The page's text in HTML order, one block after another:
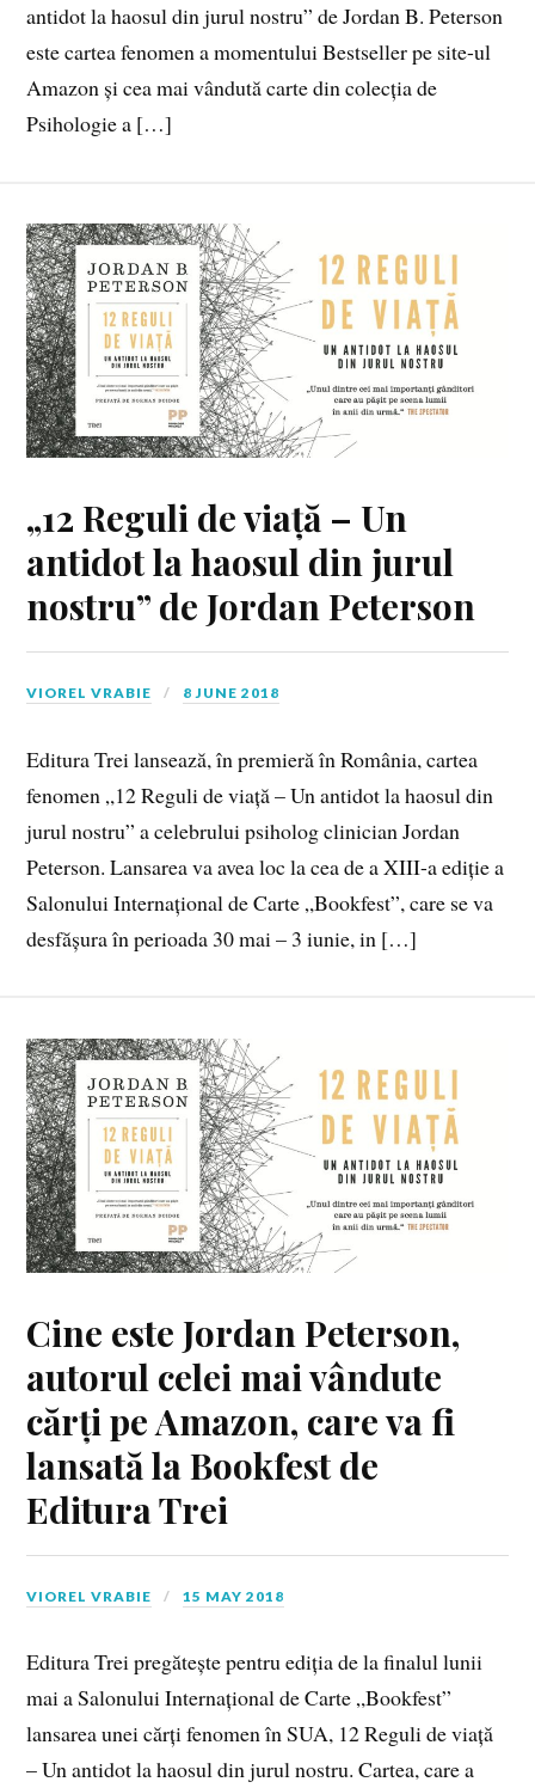
antidot la haosul din jurul nostru” de Jordan B. Peterson
este cartea fenomen a momentului Bestseller pe site-ul
Amazon și cea mai vândută carte din colecția de
Psihologie a […]
„12 Reguli de viață – Un
antidot la haosul din jurul
nostru” de Jordan Peterson
VIOREL VRABIE 8 JUNE 2018
Editura Trei lansează, în premieră în România, cartea
fenomen „12 Reguli de viață – Un antidot la haosul din
jurul nostru” a celebrului psiholog clinician Jordan
Peterson. Lansarea va avea loc la cea de a XIII-a ediție a
Salonului Internațional de Carte „Bookfest”, care se va
desfășura în perioada 30 mai – 3 iunie, in […]
Cine este Jordan Peterson,
autorul celei mai vândute
cărți pe Amazon, care va fi
lansată la Bookfest de
Editura Trei
VIOREL VRABIE 15 MAY 2018
Editura Trei pregătește pentru ediția de la finalul lunii
mai a Salonului Internațional de Carte „Bookfest”
lansarea unei cărți fenomen în SUA, 12 Reguli de viață
– Un antidot la haosul din jurul nostru. Cartea, care a